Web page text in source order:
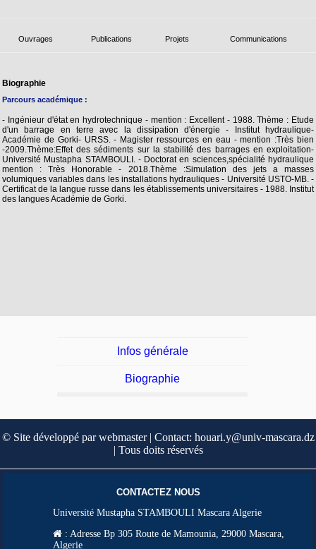
Ouvrages Publications Projets Communications
Biographie
Parcours académique :
- Ingénieur d'état en hydrotechnique - mention : Excellent - 1988. Thème : Etude
d'un barrage en terre avec la dissipation d'énergie - Institut hydraulique-
Académie de Gorki- URSS. - Magister ressources en eau - mention :Très bien
-2009.Thème:Effet des sédiments sur la stabilité des barrages en exploitation-
Université Mustapha STAMBOULI. - Doctorat en sciences,spécialité hydraulique
mention : Très Honorable - 2018.Thème :Simulation des jets a masses
volumiques variables dans les installations hydrauliques - Université USTO-MB. -
Certificat de la langue russe dans les établissements universitaires - 1988. Institut
des langues Académie de Gorki.
Infos générale
Biographie
© Site développé par webmaster | Contact: houari.y@univ-mascara.dz
| Tous doits réservés
CONTACTEZ NOUS
Université Mustapha STAMBOULI Mascara Algerie
: Adresse Bp 305 Route de Mamounia, 29000 Mascara,
Algerie